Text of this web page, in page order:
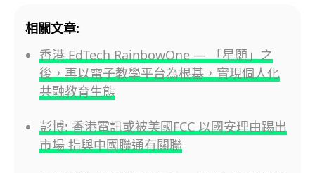
相關文章:
香港 EdTech RainbowOne — 「星願」之
後，再以電子教學平台為根基，實現個人化
共融教育生態
彭博: 香港電訊或被美國FCC 以國安理由踢出
市場 指與中國聯通有關聯